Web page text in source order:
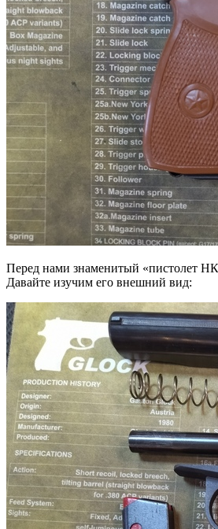
Перед нами знаменитый «пистолет
Давайте изучим его внешний вид: